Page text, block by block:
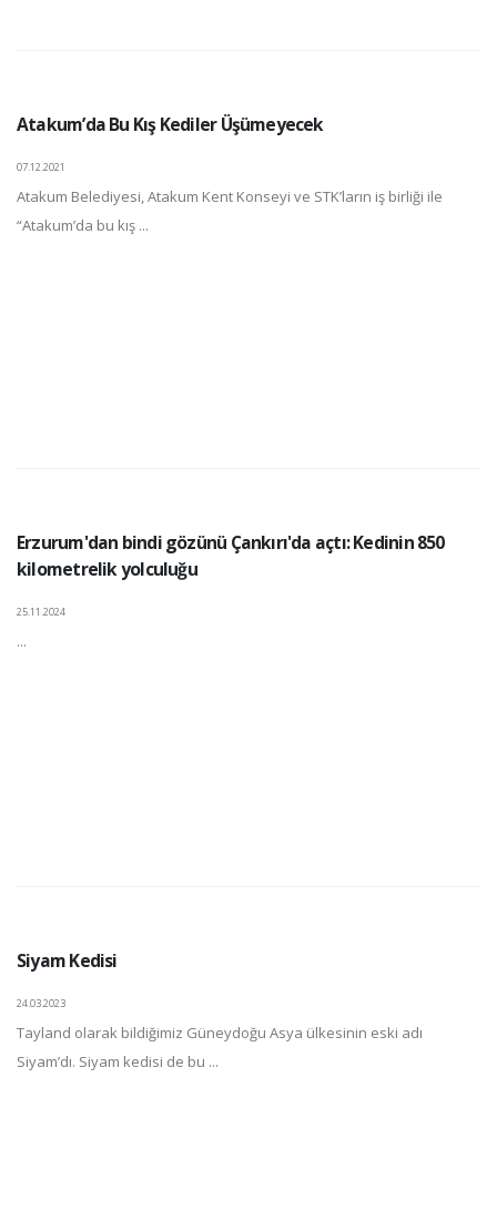
Atakum’da Bu Kış Kediler Üşümeyecek
07.12.2021
Atakum Belediyesi, Atakum Kent Konseyi ve STK’ların iş birliği ile
“Atakum’da bu kış ...
Erzurum'dan bindi gözünü Çankırı'da açtı: Kedinin 850
kilometrelik yolculuğu
25.11.2024
...
Siyam Kedisi
24.03.2023
Tayland olarak bildiğimiz Güneydoğu Asya ülkesinin eski adı
Siyam’dı. Siyam kedisi de bu ...